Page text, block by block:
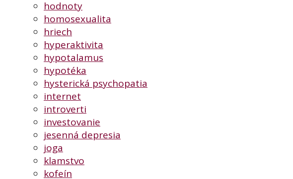
hodnoty
homosexualita
hriech
hyperaktivita
hypotalamus
hypotéka
hysterická psychopatia
internet
introverti
investovanie
jesenná depresia
joga
klamstvo
kofeín